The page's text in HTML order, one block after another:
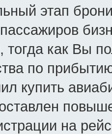
этап
тогда как Вы
по
купить
на